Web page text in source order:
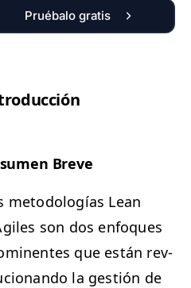
Pruébalo gratis
Breve
metodologías Lean
son dos enfo­ques
que están rev­
la gestión de